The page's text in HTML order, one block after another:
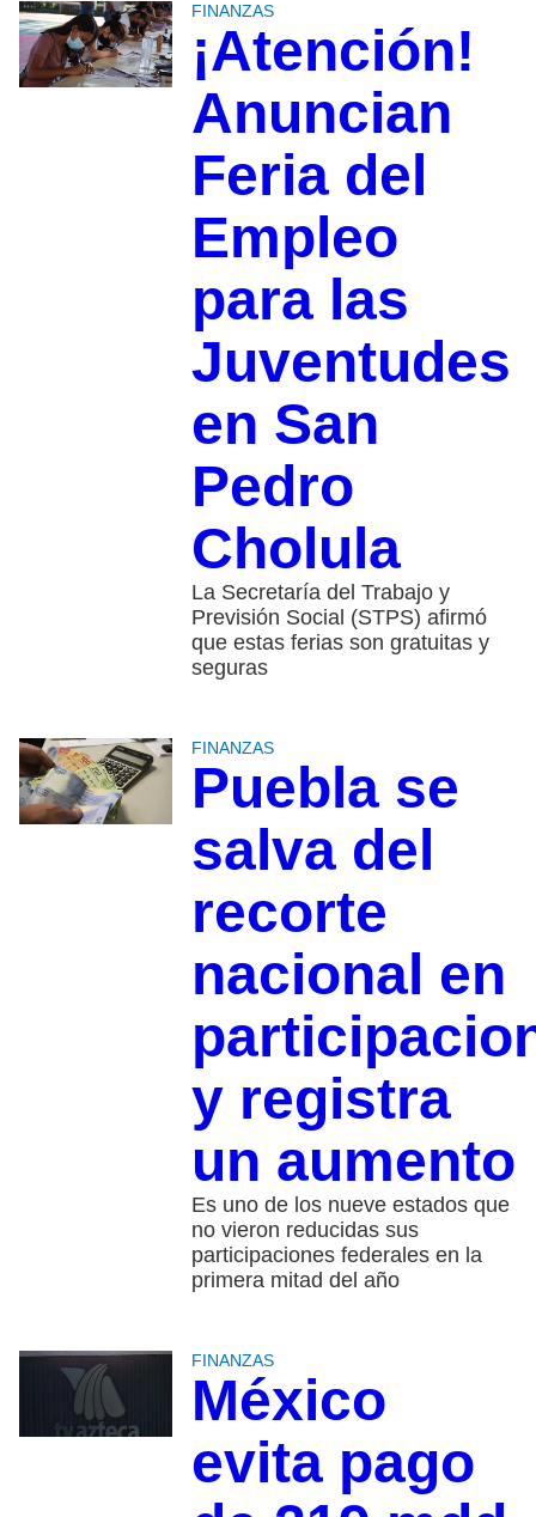
FINANZAS
¡Atención!
Anuncian
Feria del
Empleo
para las
Juventudes
en San
Pedro
Cholula
La Secretaría del Trabajo y
Previsión Social (STPS) afirmó
que estas ferias son gratuitas y
seguras
FINANZAS
Puebla se
salva del
recorte
nacional en
y registra
un aumento
Es uno de los nueve estados que
no vieron reducidas sus
participaciones federales en la
primera mitad del año
FINANZAS
México
evita pago